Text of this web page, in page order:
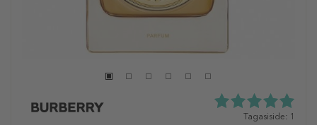
5.0
Tagasiside: 1